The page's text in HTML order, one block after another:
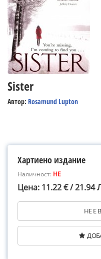
Sister
Автор: Rosamund Lupton
Хартиено издание
Наличност: НЕ
Цена: 11.22 € / 21.94
НЕ Е